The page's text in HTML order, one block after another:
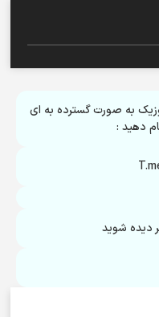
به صورت گسترده به ای
دهید :
دیده شوید